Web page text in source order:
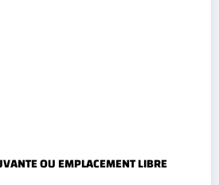
OU EMPLACEMENT LIBRE